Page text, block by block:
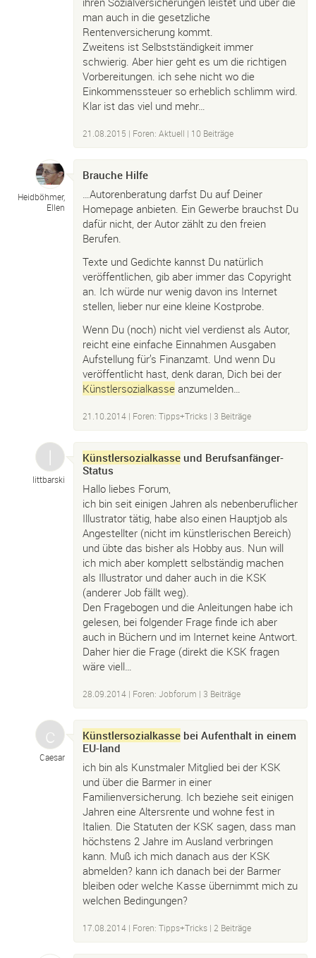
man auch in die gesetzliche
Rentenversicherung kommt.
Zweitens ist Selbstständigkeit immer
schwierig. Aber hier geht es um die richtigen
Vorbereitungen. ich sehe nicht wo die
Einkommenssteuer so erheblich schlimm wird.
Klar ist das viel und mehr…
21.08.2015 | Foren: Aktuell | 10 Beiträge
Heidböhmer,
Ellen
Brauche Hilfe
…Autorenberatung darfst Du auf Deiner
Homepage anbieten. Ein Gewerbe brauchst Du
dafür nicht, der Autor zählt zu den freien
Berufen.
Texte und Gedichte kannst Du natürlich
veröffentlichen, gib aber immer das Copyright
an. Ich würde nur wenig davon ins Internet
stellen, lieber nur eine kleine Kostprobe.
Wenn Du (noch) nicht viel verdienst als Autor,
reicht eine einfache Einnahmen Ausgaben
Aufstellung für’s Finanzamt. Und wenn Du
veröffentlicht hast, denk daran, Dich bei der
Künstlersozialkasse anzumelden…
21.10.2014 | Foren: Tipps+Tricks | 3 Beiträge
littbarski
Künstlersozialkasse und Berufsanfänger-
Status
Hallo liebes Forum,
ich bin seit einigen Jahren als nebenberuflicher
Illustrator tätig, habe also einen Hauptjob als
Angestellter (nicht im künstlerischen Bereich)
und übte das bisher als Hobby aus. Nun will
ich mich aber komplett selbständig machen
als Illustrator und daher auch in die KSK
(anderer Job fällt weg).
Den Fragebogen und die Anleitungen habe ich
gelesen, bei folgender Frage finde ich aber
auch in Büchern und im Internet keine Antwort.
Daher hier die Frage (direkt die KSK fragen
wäre viell…
28.09.2014 | Foren: Jobforum | 3 Beiträge
Caesar
Künstlersozialkasse bei Aufenthalt in einem
EU-land
ich bin als Kunstmaler Mitglied bei der KSK
und über die Barmer in einer
Familienversicherung. Ich beziehe seit einigen
Jahren eine Altersrente und wohne fest in
Italien. Die Statuten der KSK sagen, dass man
höchstens 2 Jahre im Ausland verbringen
kann. Muß ich mich danach aus der KSK
abmelden? kann ich danach bei der Barmer
bleiben oder welche Kasse übernimmt mich zu
welchen Bedingungen?
17.08.2014 | Foren: Tipps+Tricks | 2 Beiträge